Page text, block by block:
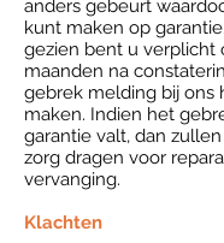
anders gebeurt
kunt maken op
gezien bent u verplicht
maanden na
gebrek melding bij ons
maken. Indien het
garantie valt, dan
zorg dragen voor
vervanging.
Klachten